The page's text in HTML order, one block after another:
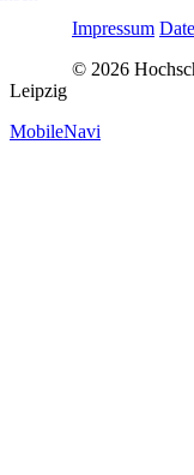
Impressum
© 2026
Leipzig
MobileNavi